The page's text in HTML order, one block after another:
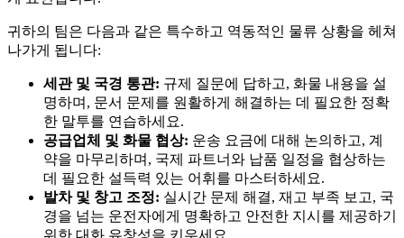
귀하의 팀은 다음과 같은 특수하고 역동적인 물류 상황을 헤쳐
나가게 됩니다:
세관 및 국경 통관: 규제 질문에 답하고, 화물 내용을 설
명하며, 문서 문제를 원활하게 해결하는 데 필요한 정확
한 말투를 연습하세요.
공급업체 및 화물 협상: 운송 요금에 대해 논의하고, 계
약을 마무리하며, 국제 파트너와 납품 일정을 협상하는
데 필요한 설득력 있는 어휘를 마스터하세요.
발차 및 창고 조정: 실시간 문제 해결, 재고 부족 보고, 국
경을 넘는 운전자에게 명확하고 안전한 지시를 제공하기
위한 대화 유창성을 키우세요.